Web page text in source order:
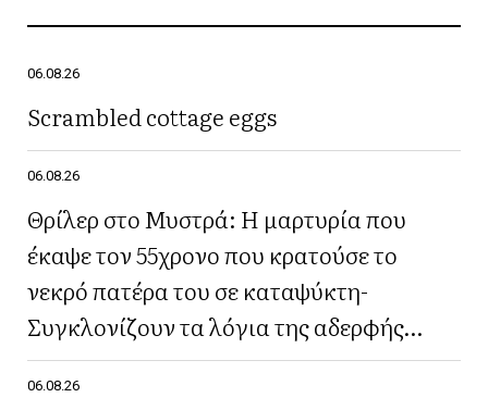
06.08.26
Scrambled cottage eggs
06.08.26
Θρίλερ στο Μυστρά: Η μαρτυρία που
έκαψε τον 55χρονο που κρατούσε το
νεκρό πατέρα του σε καταψύκτη-
Συγκλονίζουν τα λόγια της αδερφής
του(Βίντεο)
06.08.26